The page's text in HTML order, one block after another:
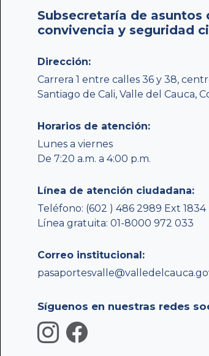
Subsecretaría de
convivencia y seguridad
Dirección:
Carrera 1 entre calles 36 y 38,
Santiago de Cali, Valle del Cauca,
Horarios de atención:
Lunes a viernes
De 7:20 a.m. a 4:00 p.m.
Línea de atención ciudadana:
Teléfono: (602 ) 486 2989 Ext 1834
Línea gratuita: 01-8000 972 033
Correo institucional:
Síguenos en nuestras redes